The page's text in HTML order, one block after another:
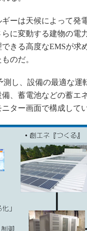
ーは天候によって発
に変動する建物の電
きる高度なEMSが求
のだ。
し、設備の最適な運
、蓄電池などの蓄エ
ター画面で構成して